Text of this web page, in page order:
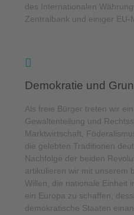
des Internationalen
Zentralbank und einiger EU-
Demokratie und
Als freie Bürger treten wir
Gewaltenteilung und
Marktwirtschaft,
die gelebten Traditionen
Nachfolge der beiden
artikulieren wir mit unserem
Willen, die nationale Einheit
ein Europa zu schaffen,
demokratische Staaten